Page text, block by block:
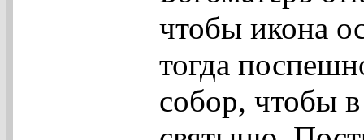
чтобы икона
тогда
собор, чтобы